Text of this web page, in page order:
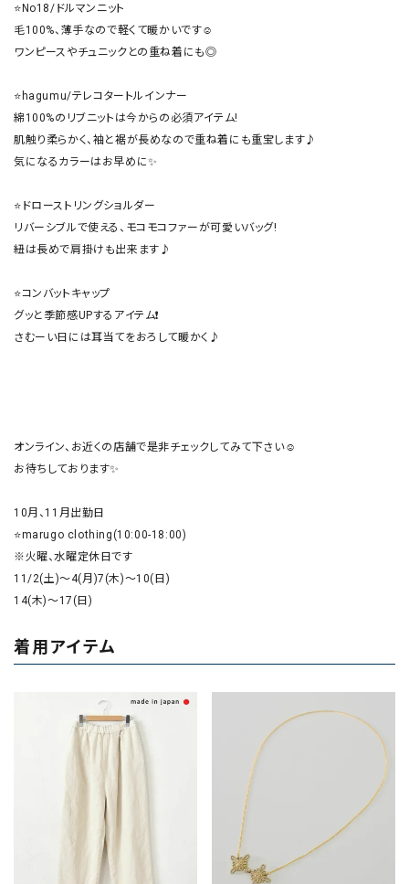
⭐No18/ドルマンニット
毛100%、薄手なので軽くて暖かいです☺️
ワンピースやチュニックとの重ね着にも◎
⭐hagumu/テレコタートルインナー
綿100%のリブニットは今からの必須アイテム!
肌触り柔らかく、袖と裾が長めなので重ね着にも重宝します♪
気になるカラーはお早めに✨
⭐ドローストリングショルダー
リバーシブルで使える、モコモコファーが可愛いバッグ!
紐は長めで肩掛けも出来ます♪
⭐コンバットキャップ
グッと季節感UPするアイテム❗
さむーい日には耳当てをおろして暖かく♪
オンライン、お近くの店舗で是非チェックしてみて下さい☺️
お待ちしております✨
10月、11月出勤日
⭐marugo clothing(10:00-18:00)
※火曜、水曜定休日です
11/2(土)〜4(月)7(木)〜10(日)
着用アイテム